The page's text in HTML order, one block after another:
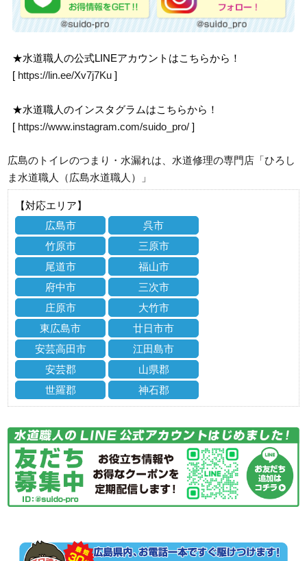
★水道職人の公式LINEアカウントはこちらから！
[ https://lin.ee/Xv7j7Ku ]
★水道職人のインスタグラムはこちらから！
[ https://www.instagram.com/suido_pro/ ]
広島のトイレのつまり・水漏れは、水道修理の専門店「ひろし
ま水道職人（広島水道職人）」
【対応エリア】
広島市
呉市
竹原市
三原市
尾道市
福山市
府中市
三次市
庄原市
大竹市
東広島市
廿日市市
安芸高田市
江田島市
安芸郡
山県郡
世羅郡
神石郡